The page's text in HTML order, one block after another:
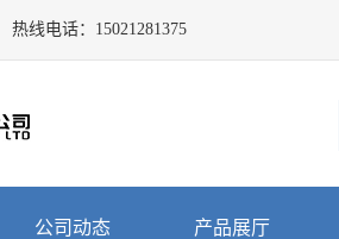
热线电话： 15021281375
公司动态 产品展厅